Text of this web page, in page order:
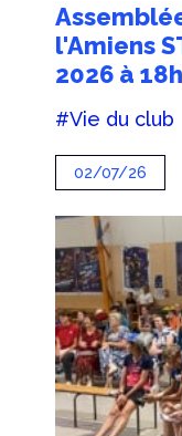
l'Amiens
2026 à
#Vie du club
02/07/26